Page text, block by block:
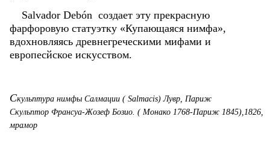
Salvador Debón создает эту прекрасную
фарфоровую статуэтку «Купающаяся нимфа»,
вдохновляясь древнегреческими мифами и
европесйское искусством.
Скульптура нимфы Салмации ( Salmacis) Лувр, Париж
Скульптор Франсуа-Жозеф Бозио. ( Монако 1768-Париж 1845),1826,
мрамор